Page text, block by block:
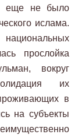
еще не было
ислама.
прослойка
вокруг
их
в
на субъекты